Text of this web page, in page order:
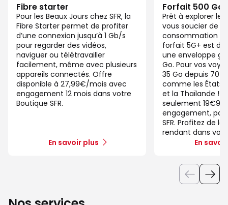
Fibre starter
Pour les Beaux Jours chez SFR, la
Fibre Starter permet de profiter
d’une connexion jusqu’à 1 Gb/s
pour regarder des vidéos,
naviguer ou télétravailler
facilement, même avec plusieurs
appareils connectés. Offre
disponible à 27,99€/mois avec
engagement 12 mois dans votre
Boutique SFR.
En savoir plus
Forfait 500 Go
Prêt à explorer le
vous soucier de
consommation
forfait 5G+ est
une enveloppe
Go. Pour vos
35 Go depuis 70
comme les États-
et la Thaïlande !
seulement
engagement,
SFR. Profitez de
rendant dans
En